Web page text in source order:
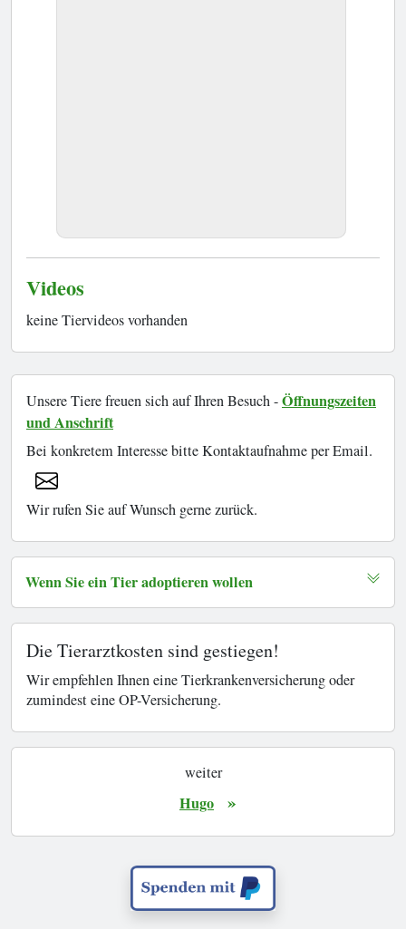
Videos
keine Tiervideos vorhanden
Unsere Tiere freuen sich auf Ihren Besuch -Öffnungszeiten
und Anschrift
Bei konkretem Interesse bitte Kontaktaufnahme per Email.
Wir rufen Sie auf Wunsch gerne zurück.
Wenn Sie ein Tier adoptieren wollen
Die Tierarztkosten sind gestiegen!
Wir empfehlen Ihnen eine Tierkrankenversicherung oder
zumindest eine OP-Versicherung.
weiter
Hugo »